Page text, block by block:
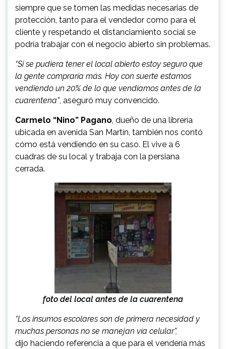
siempre que se tomen las medidas necesarias de
protección, tanto para el vendedor como para el
cliente y respetando el distanciamiento social se
podría trabajar con el negocio abierto sin problemas.
“Si se pudiera tener el local abierto estoy seguro que
la gente compraría más. Hoy con suerte estamos
vendiendo un 20% de lo que vendíamos antes de la
cuarentena”, aseguró muy convencido.
Carmelo “Nino” Pagano, dueño de una librería
ubicada en avenida San Martín, también nos contó
cómo está vendiendo en su caso. El vive a 6
cuadras de su local y trabaja con la persiana
cerrada.
foto del local antes de la cuarentena
“Los insumos escolares son de primera necesidad y
muchas personas no se manejan vía celular”,
dijo haciendo referencia a que para el vendería más